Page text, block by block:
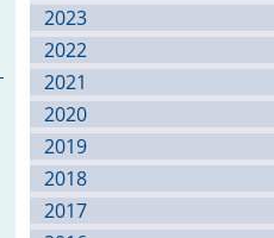
2023
2022
2021
2020
2019
2018
2017